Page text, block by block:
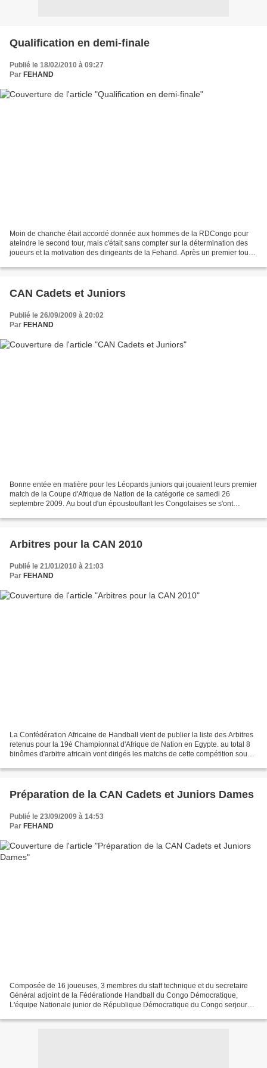
Qualification en demi-finale
Publié le 18/02/2010 à 09:27
Par FEHAND
Moin de chanche était accordé donnée aux hommes de la RDCongo pour
ateindre le second tour, mais c'était sans compter sur la détermination des
joueurs et la motivation des dirigeants de la Fehand. Après un premier tour
CAN Cadets et Juniors
Publié le 26/09/2009 à 20:02
Par FEHAND
Bonne entée en matière pour les Léopards juniors qui jouaient leurs premier
match de la Coupe d'Afrique de Nation de la catégorie ce samedi 26
septembre 2009. Au bout d'un époustouflant les Congolaises se s'ont
Arbitres pour la CAN 2010
Publié le 21/01/2010 à 21:03
Par FEHAND
La Confédération Africaine de Handball vient de publier la liste des Arbitres
retenus pour la 19è Championnat d'Afrique de Nation en Egypte. au total 8
binômes d'arbitre africain vont dirigés les matchs de cette compétition sous
Préparation de la CAN Cadets et Juniors Dames
Publié le 23/09/2009 à 14:53
Par FEHAND
Composée de 16 joueuses, 3 membres du staff technique et du secretaire
Général adjoint de la Fédérationde Handball du Congo Démocratique,
L'équipe Nationale junior de République Démocratique du Congo serjourne